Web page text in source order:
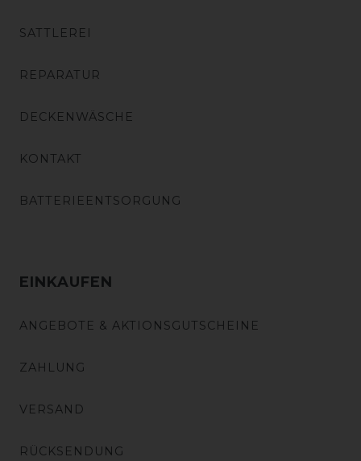
SATTLEREI
REPARATUR
DECKENWÄSCHE
KONTAKT
BATTERIEENTSORGUNG
EINKAUFEN
ANGEBOTE & AKTIONSGUTSCHEINE
ZAHLUNG
VERSAND
RÜCKSENDUNG